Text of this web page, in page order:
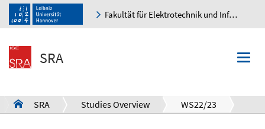
Fakultät für Elektrotechnik und Informatik
SRA
a SRA Studies Overview WS22/23